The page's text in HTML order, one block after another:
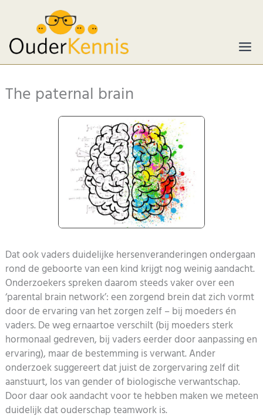
inhoud
The paternal brain
Dat ook vaders duidelijke hersenveranderingen ondergaan
rond de geboorte van een kind krijgt nog weinig aandacht.
Onderzoekers spreken daarom steeds vaker over een
‘parental brain network’: een zorgend brein dat zich vormt
door de ervaring van het zorgen zelf – bij moeders én
vaders. De weg ernaartoe verschilt (bij moeders sterk
hormonaal gedreven, bij vaders eerder door aanpassing en
ervaring), maar de bestemming is verwant. Ander
onderzoek suggereert dat juist de zorgervaring zelf dit
aanstuurt, los van gender of biologische verwantschap.
Door daar ook aandacht voor te hebben maken we meteen
duidelijk dat ouderschap teamwork is.